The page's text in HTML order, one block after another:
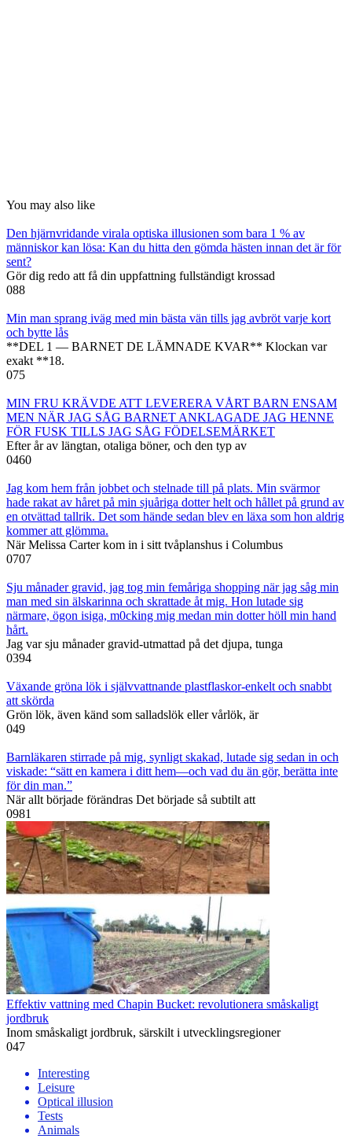
You may also like
Den hjärnvridande virala optiska illusionen som bara 1 % av
människor kan lösa: Kan du hitta den gömda hästen innan det är för
sent?
Gör dig redo att få din uppfattning fullständigt krossad
088
Min man sprang iväg med min bästa vän tills jag avbröt varje kort
och bytte lås
**DEL 1 — BARNET DE LÄMNADE KVAR** Klockan var
exakt **18.
075
MIN FRU KRÄVDE ATT LEVERERA VÅRT BARN ENSAM
MEN NÄR JAG SÅG BARNET ANKLAGADE JAG HENNE
FÖR FUSK TILLS JAG SÅG FÖDELSEMÄRKET
Efter år av längtan, otaliga böner, och den typ av
0460
Jag kom hem från jobbet och stelnade till på plats. Min svärmor
hade rakat av håret på min sjuåriga dotter helt och hållet på grund av
en otvättad tallrik. Det som hände sedan blev en läxa som hon aldrig
kommer att glömma.
När Melissa Carter kom in i sitt tvåplanshus i Columbus
0707
Sju månader gravid, jag tog min femåriga shopping när jag såg min
man med sin älskarinna och skrattade åt mig. Hon lutade sig
närmare, ögon isiga, m0cking mig medan min dotter höll min hand
hårt.
Jag var sju månader gravid-utmattad på det djupa, tunga
0394
Växande gröna lök i självvattnande plastflaskor-enkelt och snabbt
att skörda
Grön lök, även känd som salladslök eller vårlök, är
049
Barnläkaren stirrade på mig, synligt skakad, lutade sig sedan in och
viskade: “sätt en kamera i ditt hem—och vad du än gör, berätta inte
för din man.”
När allt började förändras Det började så subtilt att
0981
Effektiv vattning med Chapin Bucket: revolutionera småskaligt
jordbruk
Inom småskaligt jordbruk, särskilt i utvecklingsregioner
047
Interesting
Leisure
Optical illusion
Tests
Animals